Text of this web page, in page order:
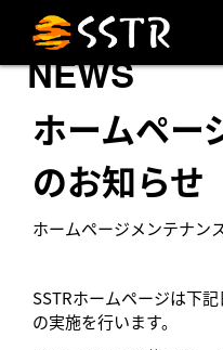
NEWS
ホームペー
のお知らせ
ホームページメンテナン
SSTRホームページは下
の実施を行います。